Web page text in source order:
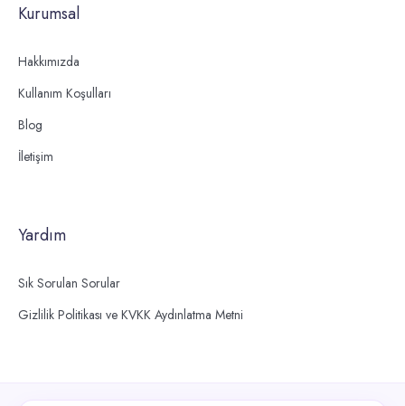
Kurumsal
Hakkımızda
Kullanım Koşulları
Blog
İletişim
Yardım
Sık Sorulan Sorular
Gizlilik Politikası ve KVKK Aydınlatma Metni